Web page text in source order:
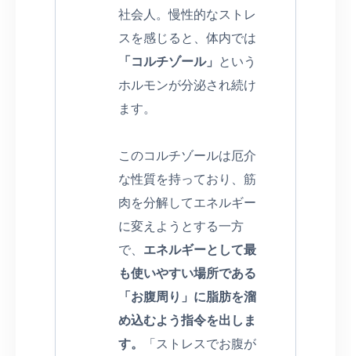
社会人。慢性的なストレ
スを感じると、体内では
「コルチゾール」 という
ホルモンが分泌され続け
ます。
このコルチゾールは厄介
な性質を持っており、筋
肉を分解してエネルギー
に変えようとする一方
で、 エネルギーとして最
も使いやすい場所である
「お腹周り」に脂肪を溜
め込むよう指令を出しま
す。
「ストレスでお腹が